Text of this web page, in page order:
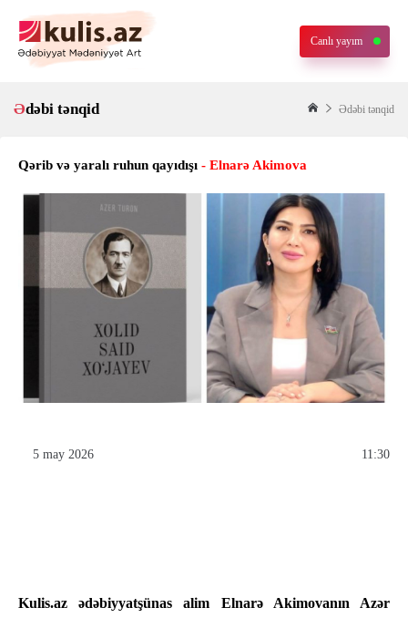
Canlı yayım
Ədəbi tənqid Ədəbi tənqid
Qərib və yaralı ruhun qayıdışı - Elnarə Akimova
5 may 2026 11:30
Kulis.az ədəbiyyatşünas alim Elnarə Akimovanın Azər